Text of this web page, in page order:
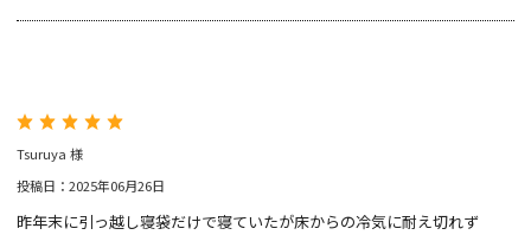
Tsuruya 様
投稿日：2025年06月26日
昨年末に引っ越し寝袋だけで寝ていたが床からの冷気に耐え切れず